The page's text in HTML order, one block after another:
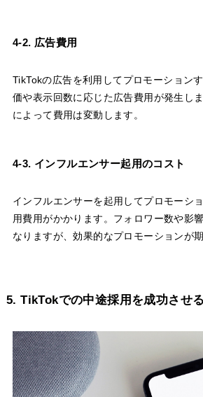
4-2. 広告費用
TikTokの広告を利用してプロモーション
価や表示回数に応じた広告費用が発生し
によって費用は変動します。
4-3. インフルエンサー起用のコスト
インフルエンサーを起用してプロモーシ
用費用がかかります。フォロワー数や影
なりますが、効果的なプロモーションが
5. TikTokでの中途採用を成功させ